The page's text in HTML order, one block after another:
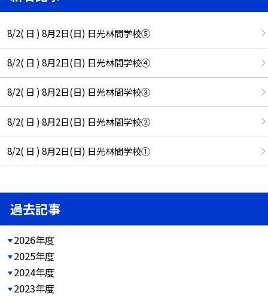
8/2( 日 ) 8月2日(日) 日光林間学校⑤
8/2( 日 ) 8月2日(日) 日光林間学校④
8/2( 日 ) 8月2日(日) 日光林間学校③
8/2( 日 ) 8月2日(日) 日光林間学校②
8/2( 日 ) 8月2日(日) 日光林間学校①
過去記事
2026年度
2025年度
2024年度
2023年度